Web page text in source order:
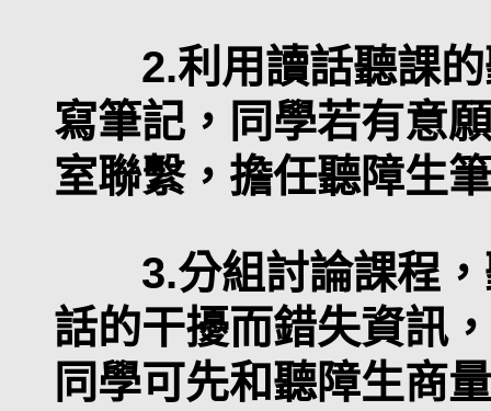
2.利用讀話聽課的
寫筆記，同學若有意
室聯繫，擔任聽障生
3.分組討論課程，
話的干擾而錯失資訊
同學可先和聽障生商